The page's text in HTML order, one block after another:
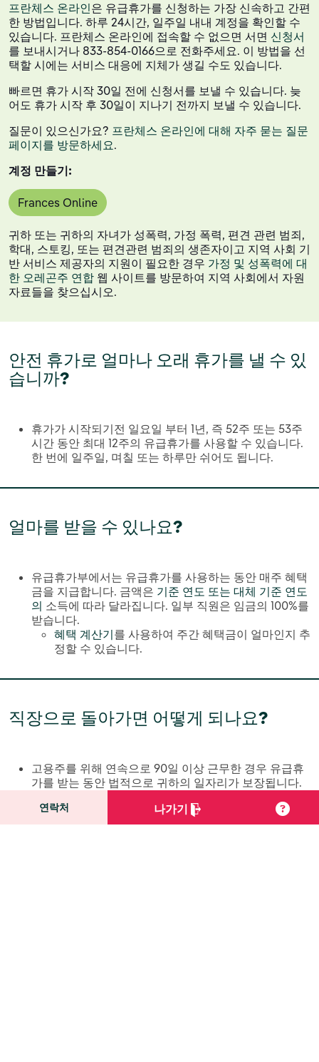
연락처 나가기
프란체스 온라인은 유급휴가를 신청하는 가장 신속하고 간편
한 방법입니다. 하루 24시간, 일주일 내내 계정을 확인할 수
있습니다. 프란체스 온라인에 접속할 수 없으면 서면 신청서
를 보내시거나 833-854-0166으로 전화주세요. 이 방법을 선
택할 시에는 서비스 대응에 지체가 생길 수도 있습니다.
빠르면 휴가 시작 30일 전에 신청서를 보낼 수 있습니다. 늦
어도 휴가 시작 후 30일이 지나기 전까지 보낼 수 있습니다.
질문이 있으신가요? 프란체스 온라인에 대해 자주 묻는 질문
페이지를 방문하세요.
계정 만들기:
Frances Online
귀하 또는 귀하의 자녀가 성폭력, 가정 폭력, 편견 관련 범죄,
학대, 스토킹, 또는 편견관련 범죄의 생존자이고 지역 사회 기
반 서비스 제공자의 지원이 필요한 경우 가정 및 성폭력에 대
한 오레곤주 연합 웹 사이트를 방문하여 지역 사회에서 자원
자료들을 찾으십시오.
안전 휴가로 얼마나 오래 휴가를 낼 수 있
습니까?
휴가가 시작되기전 일요일 부터 1년, 즉 52주 또는 53주
시간 동안 최대 12주의 유급휴가를 사용할 수 있습니다.
한 번에 일주일, 며칠 또는 하루만 쉬어도 됩니다.
얼마를 받을 수 있나요?
유급휴가부에서는 유급휴가를 사용하는 동안 매주 혜택
금을 지급합니다. 금액은 기준 연도 또는 대체 기준 연도
의 소득에 따라 달라집니다. 일부 직원은 임금의 100%를
받습니다.
혜택 계산기를 사용하여 주간 혜택금이 얼마인지 추
정할 수 있습니다.
직장으로 돌아가면 어떻게 되나요?
고용주를 위해 연속으로 90일 이상 근무한 경우 유급휴
가를 받는 동안 법적으로 귀하의 일자리가 보장됩니다.
드시 휴가를 제공해야 하며, 휴가를 냈다고 귀하를 해고
하거나 위협할 수 없습니다.